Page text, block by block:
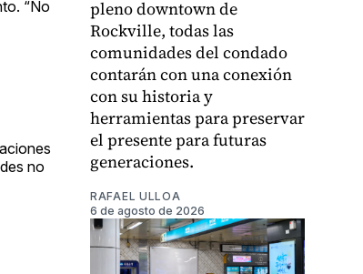
“No
no
pleno downtown de
Rockville, todas las
comunidades del condado
contarán con una conexión
con su historia y
herramientas para preservar
el presente para futuras
generaciones.
RAFAEL ULLOA
6 de agosto de 2026